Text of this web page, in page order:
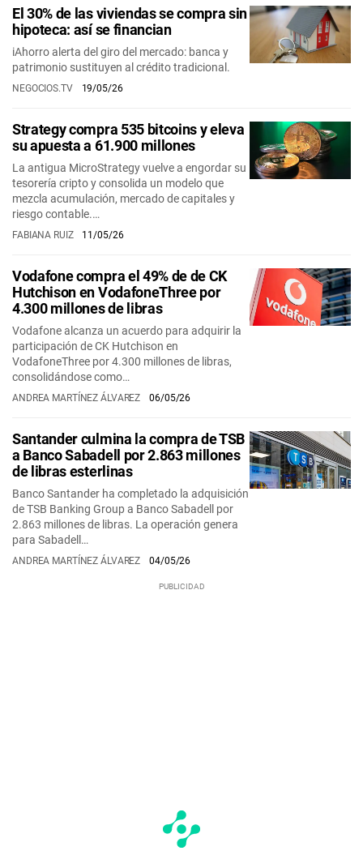
El 30% de las viviendas se compra sin
hipoteca: así se financian
iAhorro alerta del giro del mercado: banca y
patrimonio sustituyen al crédito tradicional.
NEGOCIOS.TV 19/05/26
Strategy compra 535 bitcoins y eleva
su apuesta a 61.900 millones
La antigua MicroStrategy vuelve a engordar su
tesorería cripto y consolida un modelo que
mezcla acumulación, mercado de capitales y
riesgo contable.…
FABIANA RUIZ 11/05/26
Vodafone compra el 49% de de CK
Hutchison en VodafoneThree por
4.300 millones de libras
Vodafone alcanza un acuerdo para adquirir la
participación de CK Hutchison en
VodafoneThree por 4.300 millones de libras,
consolidándose como…
ANDREA MARTÍNEZ ÁLVAREZ 06/05/26
Santander culmina la compra de TSB
a Banco Sabadell por 2.863 millones
de libras esterlinas
Banco Santander ha completado la adquisición
de TSB Banking Group a Banco Sabadell por
2.863 millones de libras. La operación genera
para Sabadell…
ANDREA MARTÍNEZ ÁLVAREZ 04/05/26